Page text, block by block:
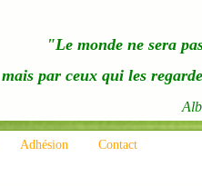
"Le monde ne sera
mais par ceux qui les
Adhésion Contact